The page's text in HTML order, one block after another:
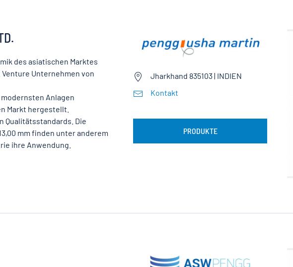
des asiatischen Marktes
Unternehmen von
Anlagen
Markt hergestellt.
Qualitätsstandards. Die
mm finden unter anderem
ihre Anwendung.
Jharkhand 835103 | INDIEN
Kontakt
PRODUKTE